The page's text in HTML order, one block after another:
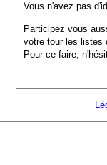
Vous n'avez pas
Participez vous
votre tour les listes
Pour ce faire,